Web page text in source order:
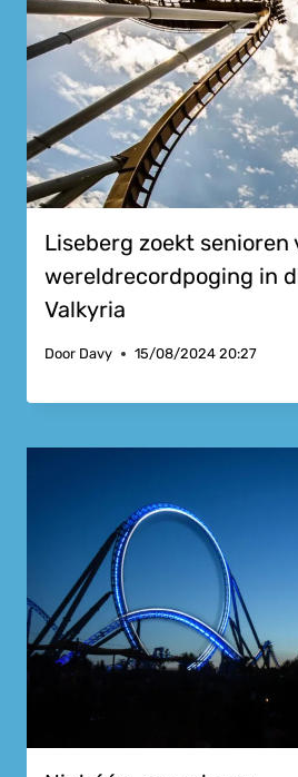
Liseberg zoekt senioren
wereldrecordpoging in
Valkyria
Door Davy 15/08/2024 20:27